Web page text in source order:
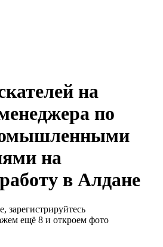
на
по
на
в Алдане
зарегистрируйтесь
ещё 8 и откроем фото